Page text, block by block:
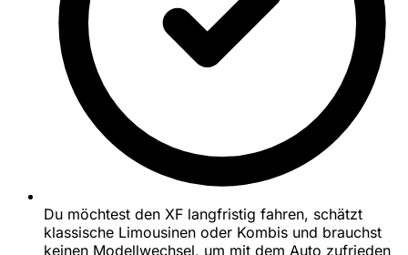
Du möchtest den XF langfristig fahren, schätzt
klassische Limousinen oder Kombis und brauchst
keinen Modellwechsel, um mit dem Auto zufrieden